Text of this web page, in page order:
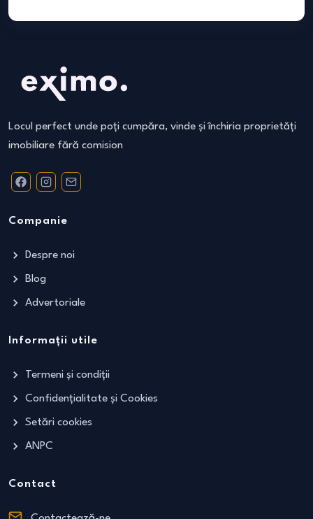
Locul perfect unde poți cumpăra, vinde și închiria proprietăți
imobiliare fără comision
Companie
Despre noi
Blog
Advertoriale
Informații utile
Termeni și condiții
Confidențialitate și Cookies
Setări cookies
ANPC
Contact